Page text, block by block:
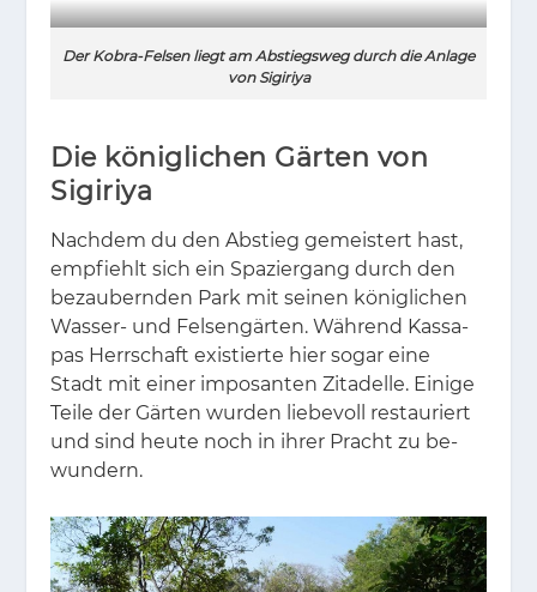
Der Kobra-Felsen liegt am Abstiegsweg durch die Anlage
von Sigiriya
Die königlichen Gärten von
Sigiriya
Nach­dem du den Ab­stieg ge­meis­tert hast,
emp­fiehlt sich ein Spa­zier­gang durch den
be­zau­bern­den Park mit sei­nen kö­nig­li­chen
Was­ser- und Fel­sen­gär­ten. Wäh­rend Kas­sa­
pas Herr­schaft exis­tier­te hier so­gar eine
Stadt mit ei­ner im­po­san­ten Zi­ta­del­le. Ei­ni­ge
Tei­le der Gär­ten wur­den lie­be­voll re­stau­riert
und sind heu­te noch in ih­rer Pracht zu be­
wun­dern.